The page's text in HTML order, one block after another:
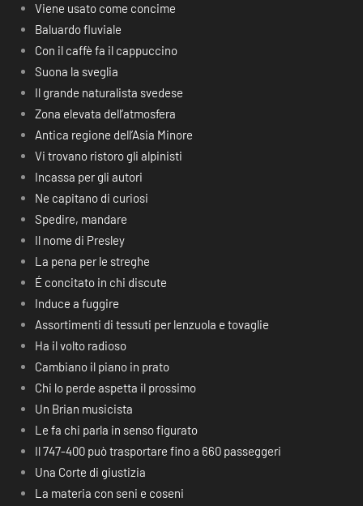
Viene usato come concime
Baluardo fluviale
Con il caffè fa il cappuccino
Suona la sveglia
Il grande naturalista svedese
Zona elevata dell’atmosfera
Antica regione dell’Asia Minore
Vi trovano ristoro gli alpinisti
Incassa per gli autori
Ne capitano di curiosi
Spedire, mandare
Il nome di Presley
La pena per le streghe
É concitato in chi discute
Induce a fuggire
Assortimenti di tessuti per lenzuola e tovaglie
Ha il volto radioso
Cambiano il piano in prato
Chi lo perde aspetta il prossimo
Un Brian musicista
Le fa chi parla in senso figurato
Il 747-400 può trasportare fino a 660 passeggeri
Una Corte di giustizia
La materia con seni e coseni